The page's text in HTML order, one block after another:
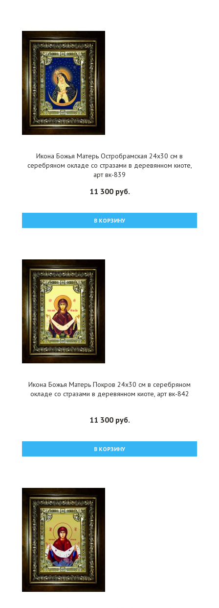
Икона Божья Матерь Остробрамская 24x30 см в
серебряном окладе со стразами в деревянном киоте,
арт вк-839
11 300 руб.
В КОРЗИНУ
Икона Божья Матерь Покров 24x30 см в серебряном
окладе со стразами в деревянном киоте, арт вк-842
11 300 руб.
В КОРЗИНУ